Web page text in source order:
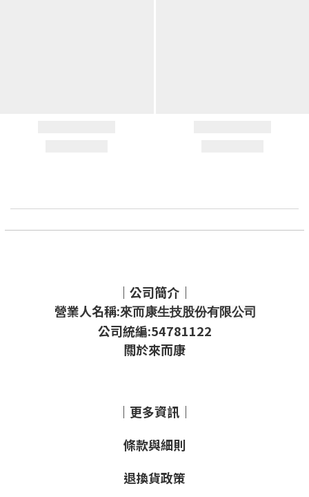
｜公司簡介｜
營業人名稱:來而康生技股份有限公司
公司統編:54781122
關於來而康
｜更多資訊｜
條款與細則
退換貨政策